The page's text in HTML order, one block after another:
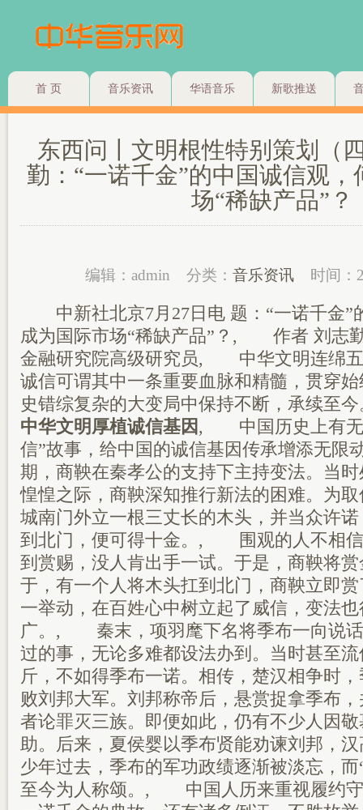
首 页 音乐资讯 华语音乐 新歌推送
东西问丨文明根性特别策划（
勤：“一诺千金”的中国诚信观
场“稀缺产品”？
编辑：admin 分类： 音乐资讯 时间：
中新社北京7月27日电 题：“一诺千金”
成为国际市场“稀缺产品”？, 作者 刘志
金融研究院高级研究员, 中华文明连绵五
诚信可谓其中一条重要血脉和精髓，贯穿
史错综复杂的大变局中保持不断，承续
中华文明厚植诚信基因 , 中国历史上有无
信”故事，给中国的诚信基因传承增添无
期，商鞅在秦孝公的支持下主持变法。当
惶惶之际，商鞅深知推行新法的困难。为
城南门外立一根三丈长的木头，并当众许
到北门，便可得十金。, 围观的人不相信
到赏赐，没人肯出手一试。于是，商鞅将
于，有一个人将木头扛到北门，商鞅立即
一举动，在百姓心中树立起了威信，变法
广。, 秦末，项羽麾下名将季布一向说话
过的事，无论多难都设法办到。当时甚至
斤，不如得季布一诺。相传，楚汉相争时
败刘邦大军。刘邦称帝后，悬赏捉拿季布
者论罪灭三族。即便如此，仍有不少人因
助。后来，夏侯婴以季布贤能劝谏刘邦，
少年过去，季布的军功政绩逐渐被淡忘，
至今为人称颂。, 中国人历来重视履约守